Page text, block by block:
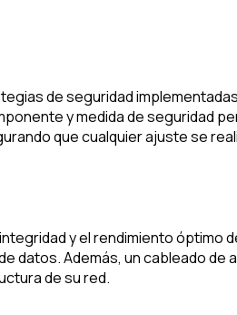
de seguridad
y medida de seguridad
que cualquier ajuste se
y el rendimiento óptimo
datos. Además, un cableado de
de su red.